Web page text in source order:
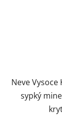
Neve
sypký